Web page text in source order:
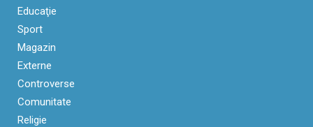
Educaţie
Sport
Magazin
Externe
Controverse
Comunitate
Religie